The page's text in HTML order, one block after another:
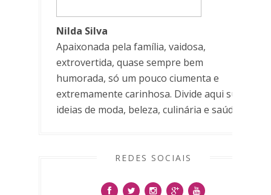
Nilda Silva
Apaixonada pela família, vaidosa,
extrovertida, quase sempre bem
humorada, só um pouco ciumenta e
extremamente carinhosa. Divide aqui suas
ideias de moda, beleza, culinária e saúde.
REDES SOCIAIS